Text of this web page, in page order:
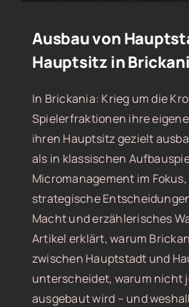
Ausbau von
Hauptsitz in
In Brickania: Krieg um die
Spielerfraktionen ihre
ihren Hauptsitz gezielt
als in klassischen
Micromanagement im
strategische
Macht und erzählerisches
Artikel erklärt, warum
zwischen Hauptstadt und
unterscheidet, warum nicht
ausgebaut wird – und